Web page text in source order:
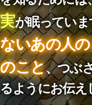
実が眠っていま
ないあの人
のこと、つぶ
るようにお伝え